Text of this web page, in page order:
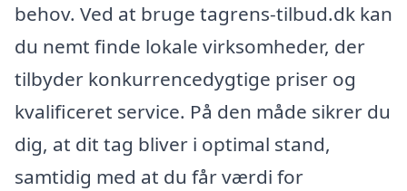
behov. Ved at bruge tagrens-tilbud.dk kan
du nemt finde lokale virksomheder, der
tilbyder konkurrencedygtige priser og
kvalificeret service. På den måde sikrer du
dig, at dit tag bliver i optimal stand,
samtidig med at du får værdi for